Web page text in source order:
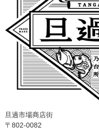
旦過市場商店街
〒802-0082